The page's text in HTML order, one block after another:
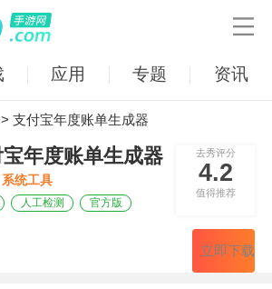

应用 专题 资讯
> 支付宝年度账单生成器
年度账单生成器
系统工具
人工检测 官方版
去秀评分
4.2
值得推荐
立即下载